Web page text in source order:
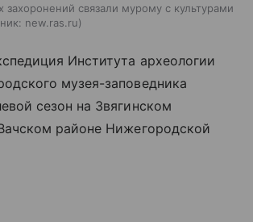
захоронений связали мурому с культурами
new.ras.ru
Института археологии
музея-заповедника
сезон на Звягинском
районе Нижегородской